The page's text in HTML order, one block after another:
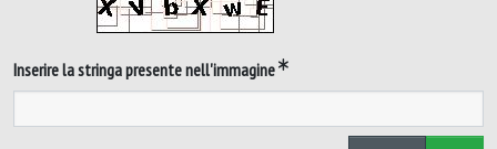
Inserire la stringa presente nell'immagine